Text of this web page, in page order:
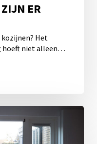
ER
kozijnen? Het
hoeft niet alleen…